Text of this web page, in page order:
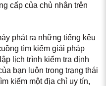
cấp của chủ nhân trên
phát ra những tiếng kêu
tìm kiếm giải pháp
lịch trình kiểm tra định
bạn luôn trong trạng thái
kiếm một địa chỉ uy tín,